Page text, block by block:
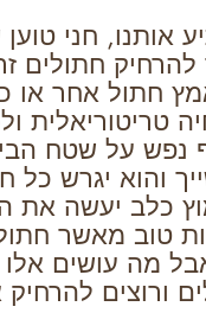
אותנו, חני
להרחיק חתולים
חתול אחר או
טריטוריאלית
נפש על שטח
והוא יגרש כל
כלב יעשה את
טוב מאשר
מה עושים
ורוצים